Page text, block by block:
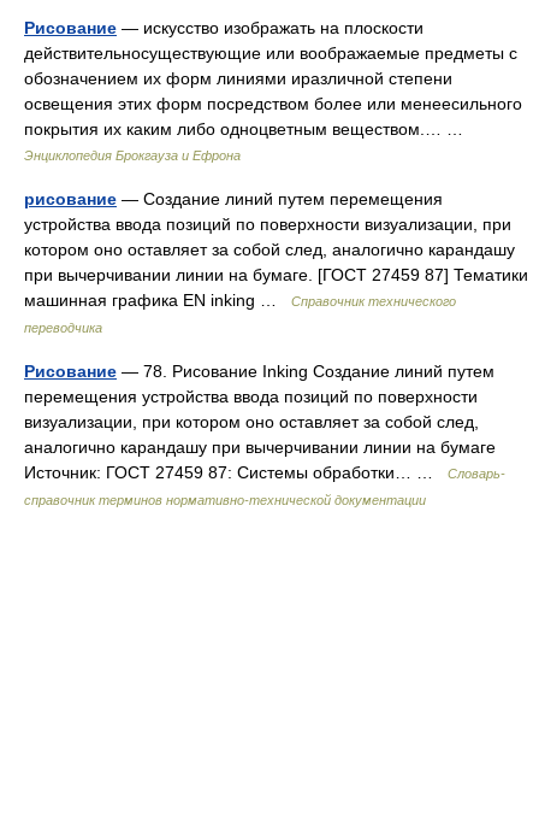
Рисование — искусство изображать на плоскости
действительносуществующие или воображаемые предметы с
обозначением их форм линиями иразличной степени
освещения этих форм посредством более или менеесильного
покрытия их каким либо одноцветным веществом.… …
Энциклопедия Брокгауза и Ефрона
рисование — Создание линий путем перемещения
устройства ввода позиций по поверхности визуализации, при
котором оно оставляет за собой след, аналогично карандашу
при вычерчивании линии на бумаге. [ГОСТ 27459 87] Тематики
машинная графика EN inking …
Справочник технического
переводчика
Рисование — 78. Рисование Inking Создание линий путем
перемещения устройства ввода позиций по поверхности
визуализации, при котором оно оставляет за собой след,
аналогично карандашу при вычерчивании линии на бумаге
Источник: ГОСТ 27459 87: Системы обработки… …
Словарь-
справочник терминов нормативно-технической документации